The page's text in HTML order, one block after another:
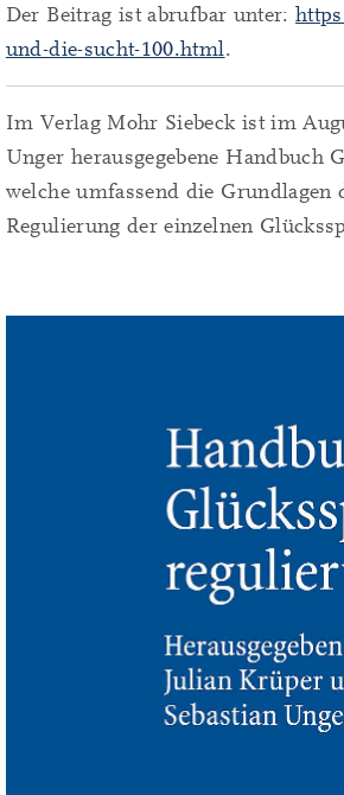
Der Beitrag ist abrufbar unter:
und-die-sucht-100.html.
Im Verlag Mohr Siebeck ist im
Unger herausgegebene Handbuch
welche umfassend die Grundlagen
Regulierung der einzelnen